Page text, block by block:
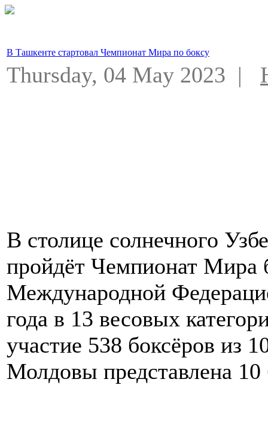
В Ташкенте стартовал Чемпионат Мира по боксу
Thursday, 04 May 2023 |
В столице солнечного
пройдёт Чемпионат Мира
Международной
года в 13 весовых
участие 538 боксёров из
Молдовы представлена 10